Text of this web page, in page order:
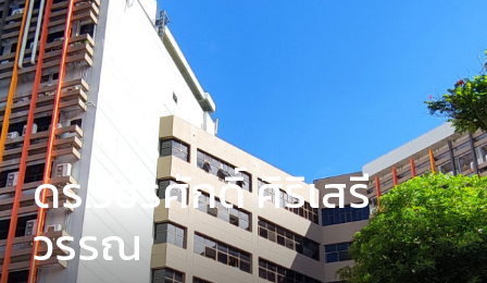
ดร.วัชรศักดิ์ ศิริเสรี
วรรณ